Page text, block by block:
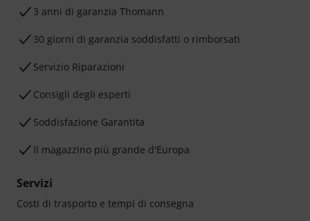
3 anni di garanzia Thomann
30 giorni di garanzia soddisfatti o rimborsati
Servizio Riparazioni
Consigli degli esperti
Soddisfazione Garantita
Il magazzino più grande d'Europa
Servizi
Costi di trasporto e tempi di consegna